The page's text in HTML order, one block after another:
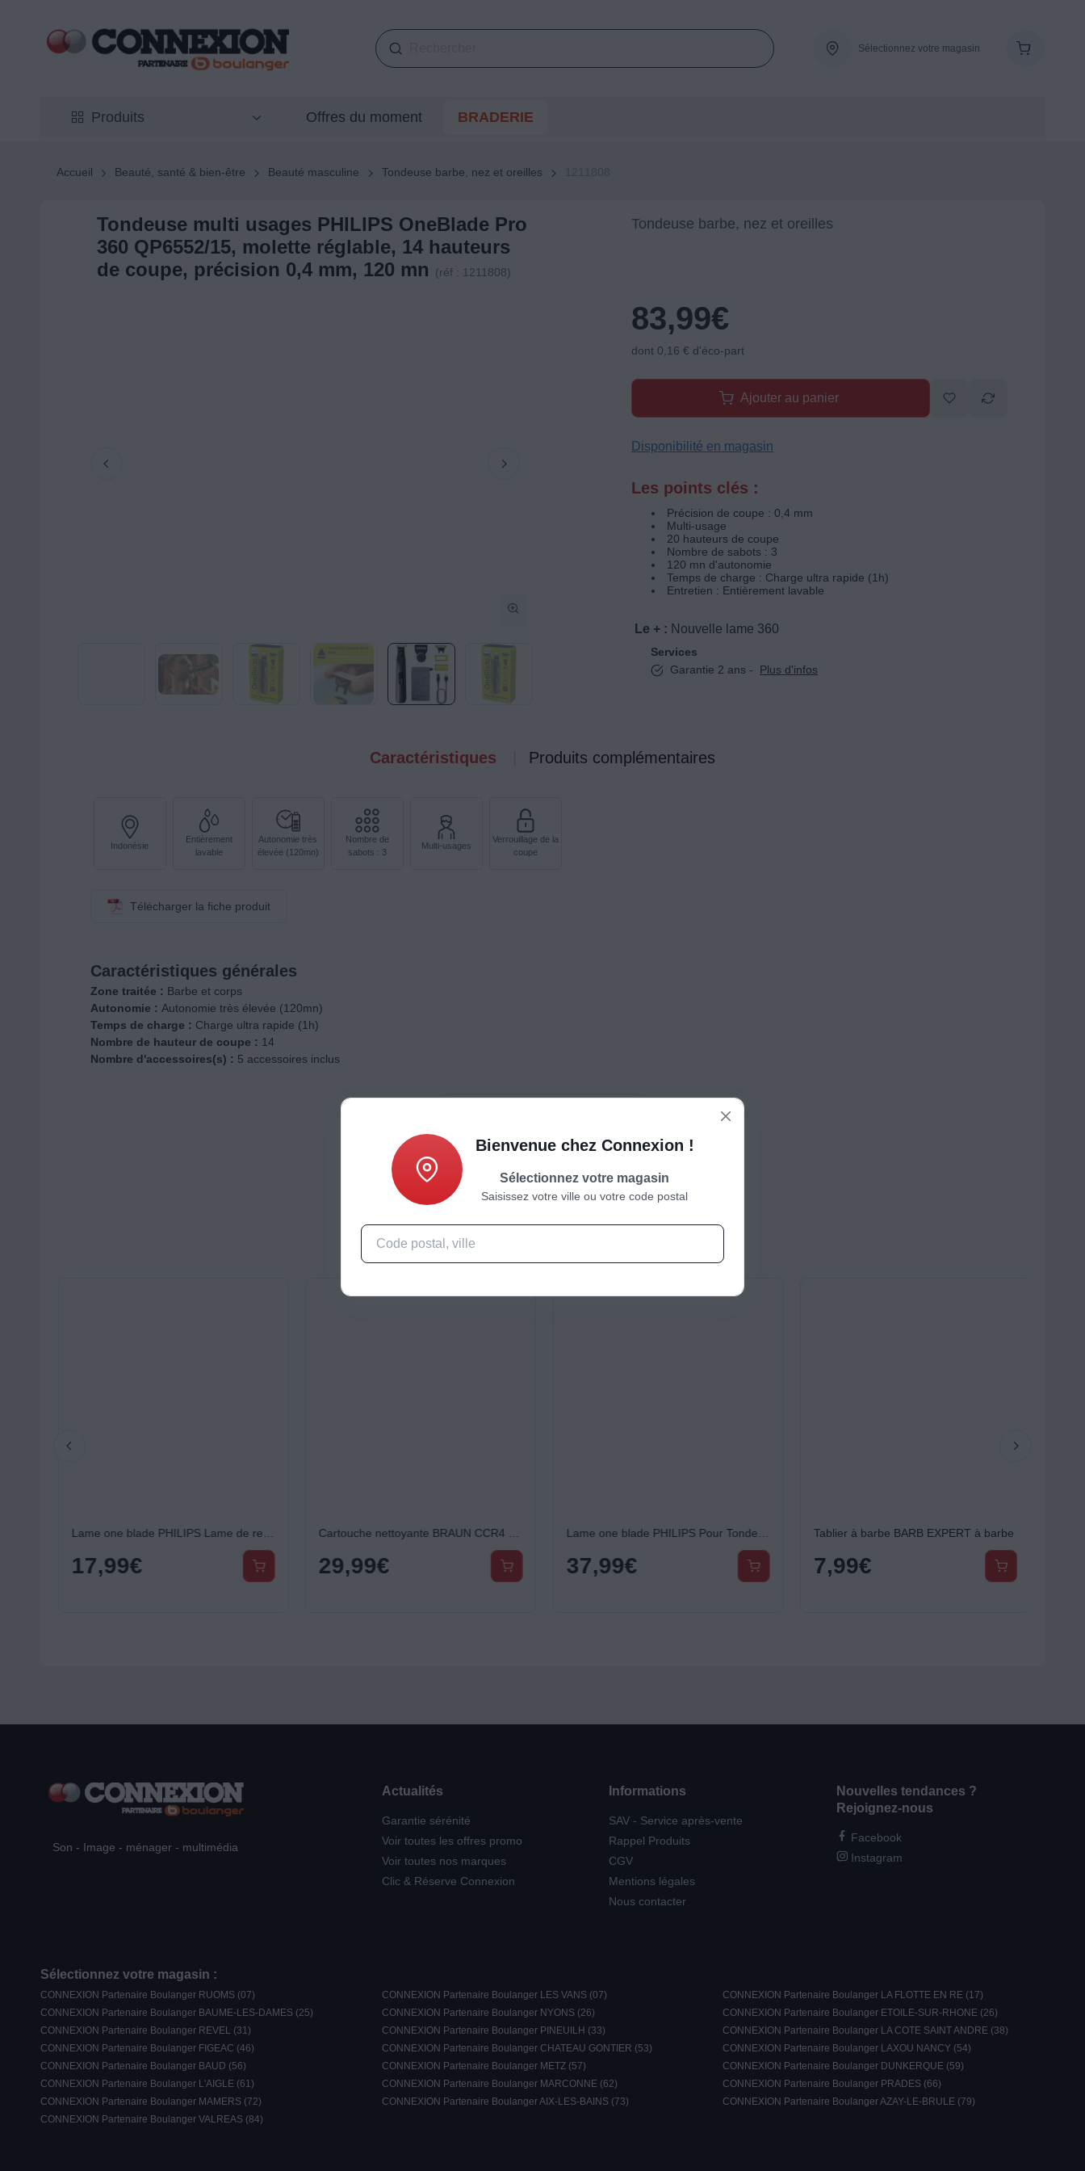
Sélectionnez votre magasin
Produits Offres du moment BRADERIE
Accueil Beauté, santé & bien-être Beauté masculine Tondeuse barbe, nez et oreilles
Tondeuse multi usages PHILIPS OneBlade Pro
360 QP6552/15, molette réglable, 14 hauteurs
de coupe, précision 0,4 mm, 120 mn
(réf : 1211808)
Tondeuse barbe, nez et oreilles
83,99€
dont 0,16 € d'éco-part
Ajouter au panier
Disponibilité en magasin
Les points clés :
Précision de coupe : 0,4 mm
Multi-usage
20 hauteurs de coupe
Nombre de sabots : 3
120 mn d'autonomie
Temps de charge : Charge ultra rapide (1h)
Entretien : Entièrement lavable
Le + : Nouvelle lame 360
Services
Garantie 2 ans -
Plus d'infos
Caractéristiques Produits complémentaires
Indonésie
Entièrement
lavable
Autonomie très
élevée (120mn)
Nombre de
sabots : 3
Multi-usages
Verrouillage de la
coupe
Télécharger la fiche produit
Caractéristiques générales
Zone traitée : Barbe et corps
Autonomie : Autonomie très élevée (120mn)
Temps de charge : Charge ultra rapide (1h)
Nombre de hauteur de coupe : 14
Nombre d'accessoires(s) : 5 accessoires inclus
Caractéristiques Produits complémentaires
Lame one blade PHILIPS Lame de rechange pour rasoir électrique OneBlade 360 QP410/50
17,99€
Cartouche nettoyante BRAUN CCR4 ShaverCare 3-en-1
29,99€
Lame one blade PHILIPS Pour Tondeuse OneBlade 360 x3 QP430/50
37,99€
Tablier à barbe BARB EXPERT à barbe
7,99€
Son - Image - ménager - multimédia
Actualités
Garantie sérénité
Voir toutes les offres promo
Voir toutes nos marques
Clic & Réserve Connexion
Informations
SAV - Service après-vente
Rappel Produits
CGV
Mentions légales
Nous contacter
Nouvelles tendances ?
Rejoignez-nous
Facebook
Instagram
Sélectionnez votre magasin :
CONNEXION Partenaire Boulanger RUOMS (07) CONNEXION Partenaire Boulanger LES VANS (07)
CONNEXION Partenaire Boulanger LA FLOTTE EN RE (17)
CONNEXION Partenaire Boulanger BAUME-LES-DAMES (25)
CONNEXION Partenaire Boulanger NYONS (26)
CONNEXION Partenaire Boulanger ETOILE-SUR-RHONE (26)
CONNEXION Partenaire Boulanger REVEL (31)
CONNEXION Partenaire Boulanger PINEUILH (33)
CONNEXION Partenaire Boulanger LA COTE SAINT ANDRE (38)
CONNEXION Partenaire Boulanger FIGEAC (46)
CONNEXION Partenaire Boulanger CHATEAU GONTIER (53)
CONNEXION Partenaire Boulanger LAXOU NANCY (54)
CONNEXION Partenaire Boulanger BAUD (56)
CONNEXION Partenaire Boulanger METZ (57)
CONNEXION Partenaire Boulanger DUNKERQUE (59)
CONNEXION Partenaire Boulanger L'AIGLE (61)
CONNEXION Partenaire Boulanger MARCONNE (62)
CONNEXION Partenaire Boulanger PRADES (66)
CONNEXION Partenaire Boulanger MAMERS (72)
CONNEXION Partenaire Boulanger AIX-LES-BAINS (73)
CONNEXION Partenaire Boulanger AZAY-LE-BRULE (79)
CONNEXION Partenaire Boulanger VALREAS (84)
Bienvenue chez Connexion !
Sélectionnez votre magasin
Saisissez votre ville ou votre code postal